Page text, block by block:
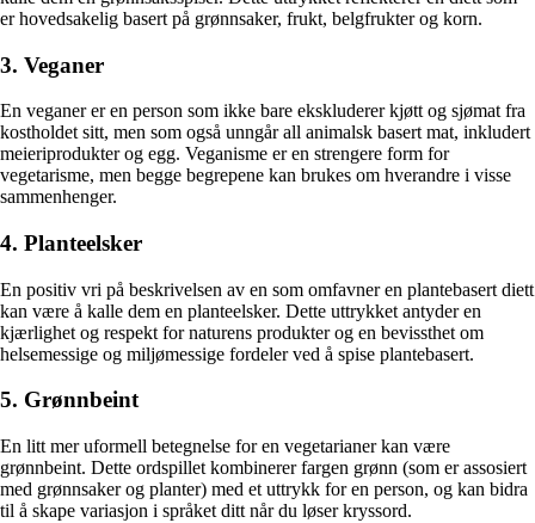
er hovedsakelig basert på grønnsaker, frukt, belgfrukter og korn.
3. Veganer
En veganer er en person som ikke bare ekskluderer kjøtt og sjømat fra
kostholdet sitt, men som også unngår all animalsk basert mat, inkludert
meieriprodukter og egg. Veganisme er en strengere form for
vegetarisme, men begge begrepene kan brukes om hverandre i visse
sammenhenger.
4. Planteelsker
En positiv vri på beskrivelsen av en som omfavner en plantebasert diett
kan være å kalle dem en planteelsker. Dette uttrykket antyder en
kjærlighet og respekt for naturens produkter og en bevissthet om
helsemessige og miljømessige fordeler ved å spise plantebasert.
5. Grønnbeint
En litt mer uformell betegnelse for en vegetarianer kan være
grønnbeint. Dette ordspillet kombinerer fargen grønn (som er assosiert
med grønnsaker og planter) med et uttrykk for en person, og kan bidra
til å skape variasjon i språket ditt når du løser kryssord.